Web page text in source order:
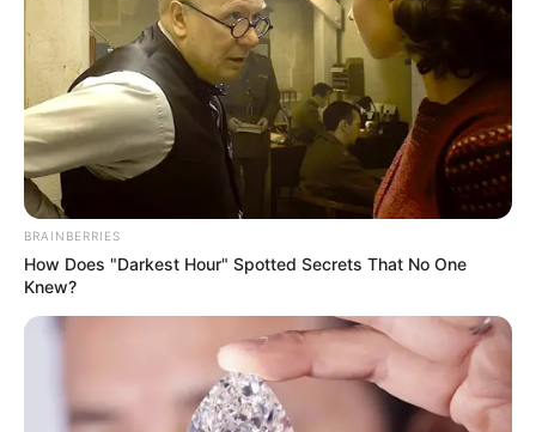
BRAINBERRIES
How Does "Darkest Hour" Spotted Secrets That No One
Knew?